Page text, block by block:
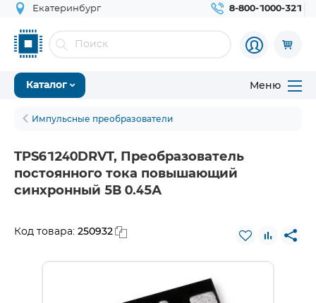
Екатеринбург 8-800-1000-321
Каталог Меню
Импульсные преобразователи
TPS61240DRVT, Преобразователь
постоянного тока повышающий
синхронный 5В 0.45А
Код товара: 250932